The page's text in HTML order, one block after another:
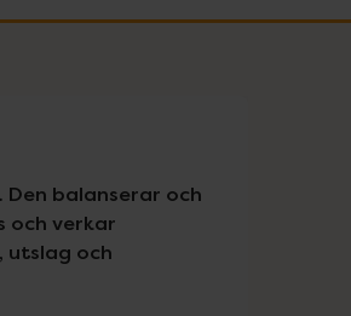
balanserar och
och verkar
utslag och